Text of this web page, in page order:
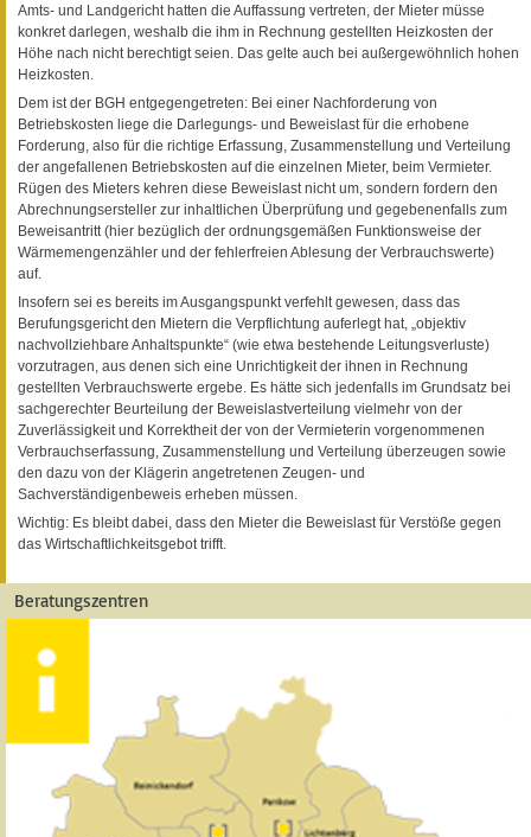
Amts- und Landgericht hatten die Auffassung vertreten, der Mieter müsse
konkret darlegen, weshalb die ihm in Rechnung gestellten Heizkosten der
Höhe nach nicht berechtigt seien. Das gelte auch bei außergewöhnlich hohen
Heizkosten.
Dem ist der BGH entgegengetreten: Bei einer Nachforderung von
Betriebskosten liege die Darlegungs- und Beweislast für die erhobene
Forderung, also für die richtige Erfassung, Zusammenstellung und Verteilung
der angefallenen Betriebskosten auf die einzelnen Mieter, beim Vermieter.
Rügen des Mieters kehren diese Beweislast nicht um, sondern fordern den
Abrechnungsersteller zur inhaltlichen Überprüfung und gegebenenfalls zum
Beweisantritt (hier bezüglich der ordnungsgemäßen Funktionsweise der
Wärmemengenzähler und der fehlerfreien Ablesung der Verbrauchswerte)
auf.
Insofern sei es bereits im Ausgangspunkt verfehlt gewesen, dass das
Berufungsgericht den Mietern die Verpflichtung auferlegt hat, „objektiv
nachvollziehbare Anhaltspunkte“ (wie etwa bestehende Leitungsverluste)
vorzutragen, aus denen sich eine Unrichtigkeit der ihnen in Rechnung
gestellten Verbrauchswerte ergebe. Es hätte sich jedenfalls im Grundsatz bei
sachgerechter Beurteilung der Beweislastverteilung vielmehr von der
Zuverlässigkeit und Korrektheit der von der Vermieterin vorgenommenen
Verbrauchserfassung, Zusammenstellung und Verteilung überzeugen sowie
den dazu von der Klägerin angetretenen Zeugen- und
Sachverständigenbeweis erheben müssen.
Wichtig: Es bleibt dabei, dass den Mieter die Beweislast für Verstöße gegen
das Wirtschaftlichkeitsgebot trifft.
Beratungszentren